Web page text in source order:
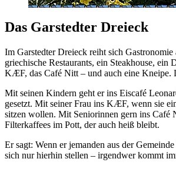
Das Garstedter Dreieck
Im Garstedter Dreieck reiht sich Gastronomie
griechische Restaurants, ein Steakhouse, ein
KÆF, das Café Nitt – und auch eine Kneipe.
Mit seinen Kindern geht er ins Eiscafé
gesetzt. Mit seiner Frau ins KÆF, wenn sie
sitzen wollen. Mit Seniorinnen gern ins Café
Filterkaffees im Pott, der auch heiß bleibt.
Er sagt: Wenn er jemanden aus der
sich nur hierhin stellen – irgendwer kommt